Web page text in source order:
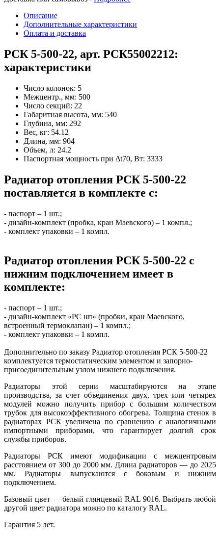
Описание
Дополнительные характеристики
Оплата и доставка
РСК 5-500-22, арт. РСК55002212:
характеристики
Число колонок: 5
Межцентр., мм: 500
Число секций: 22
Габаритная высота, мм: 540
Глубина, мм: 292
Вес, кг: 54.12
Длина, мм: 904
Объем, л: 24.2
Паспортная мощность при Δt70, Вт: 3333
Радиатор отопления РСК 5-500-22
поставляется в комплекте с:
- паспорт – 1 шт.;
- дизайн-комплект (пробка, кран Маевского) – 1 компл.;
- комплект упаковки – 1 компл.
Радиатор отопления РСК 5-500-22 с
нижним подключением имеет в
комплекте:
- паспорт – 1 шт.;
- дизайн-комплект «РС нп» (пробки, кран Маевского,
встроенный термоклапан) – 1 компл.;
- комплект упаковки – 1 компл.
Дополнительно по заказу Радиатор отопления РСК 5-500-22
комплектуется термостатическим элементом и запорно-
присоединительным узлом нижнего подключения.
Радиаторы этой серии масштабируются на этапе
производства, за счет объединения двух, трех или четырех
модулей можно получить прибор с большим количеством
трубок для высокоэффективного обогрева. Толщина стенок в
радиаторах РСК увеличена по сравнению с аналогичными
импортными приборами, что гарантирует долгий срок
службы приборов.
Радиаторы РСК имеют модификации с межцентровым
расстоянием от 300 до 2000 мм. Длина радиаторов — до 2025
мм. Радиаторы выпускаются с боковым и нижним
подключением.
Базовый цвет — белый глянцевый RAL 9016. Выбрать любой
другой цвет радиатора можно по каталогу RAL.
Гарантия 5 лет.